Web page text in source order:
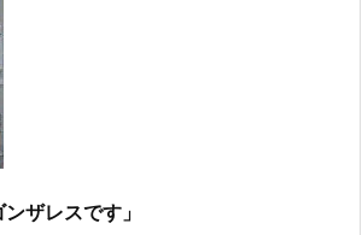
ザレスです」